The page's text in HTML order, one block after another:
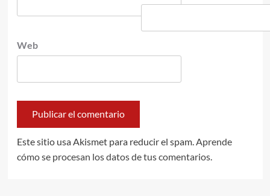
Web
Este sitio usa Akismet para reducir el spam. Aprende
cómo se procesan los datos de tus comentarios.